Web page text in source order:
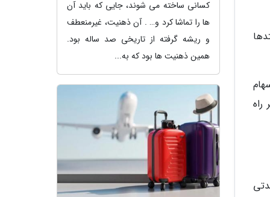
کسانی ساخته می شوند، جایی که باید آن
ها را تماشا کرد و… . آن ذهنیت، غیرمنعطف
و ریشه گرفته از تاریخی صد ساله بود.
همین ذهنیت ها بود که به...